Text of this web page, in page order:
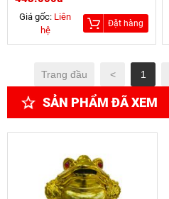
Giá gốc: Liên
hệ
Đặt hàng
Trang đầu < 1
SẢN PHẨM ĐÃ XEM